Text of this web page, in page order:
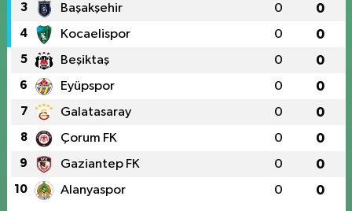
3 Başakşehir 0 0
4 Kocaelispor 0 0
5 Beşiktaş 0 0
6 Eyüpspor 0 0
7 Galatasaray 0 0
8 Çorum FK 0 0
9 Gaziantep FK 0 0
10 Alanyaspor 0 0